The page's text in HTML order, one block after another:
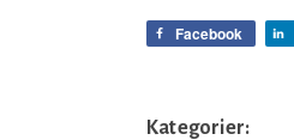
Facebook
Kategorier: